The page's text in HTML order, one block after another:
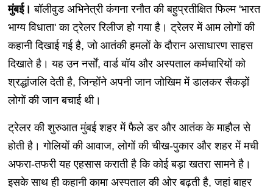
मुंबई।बॉलीवुड अभिनेत्री कंगना रनौत की बहुप्रतीक्षित फिल्म 'भारत
भाग्य विधाता' का ट्रेलर रिलीज हो गया है। ट्रेलर में आम लोगों की
कहानी दिखाई गई है, जो आतंकी हमलों के दौरान असाधारण साहस
दिखाते है। यह उन नर्सों, वार्ड बॉय और अस्पताल कर्मचारियों को
श्रद्धांजलि देती है, जिन्होंने अपनी जान जोखिम में डालकर सैकड़ों
लोगों की जान बचाई थी।
ट्रेलर की शुरुआत मुंबई शहर में फैले डर और आतंक के माहौल से
होती है। गोलियों की आवाज, लोगों की चीख-पुकार और शहर में मची
अफरा-तफरी यह एहसास कराती है कि कोई बड़ा खतरा सामने है।
इसके साथ ही कहानी कामा अस्पताल की ओर बढ़ती है, जहां बाहर